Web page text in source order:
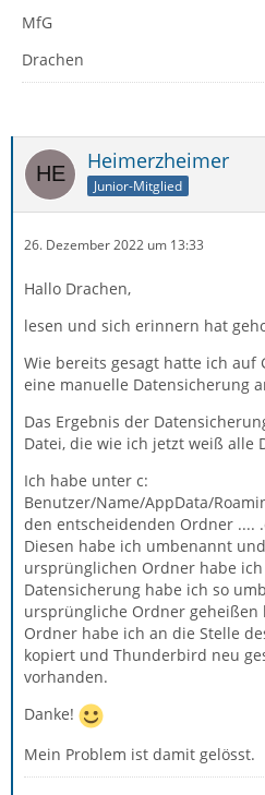
MfG
Drachen
Heimerzheimer
Junior-Mitglied
26. Dezember 2022 um 13:33
Hallo Drachen,
lesen und sich erinnern hat
Wie bereits gesagt hatte ich auf
eine manuelle Datensicherung
Das Ergebnis der
Datei, die wie ich jetzt weiß alle
Ich habe unter c:
Benutzer/Name/AppData/
den entscheidenden Ordner ....
Diesen habe ich umbenannt
ursprünglichen Ordner habe
Datensicherung habe ich so
ursprüngliche Ordner geheißen
Ordner habe ich an die Stelle
kopiert und Thunderbird neu
vorhanden.
Danke!
Mein Problem ist damit gelösst.